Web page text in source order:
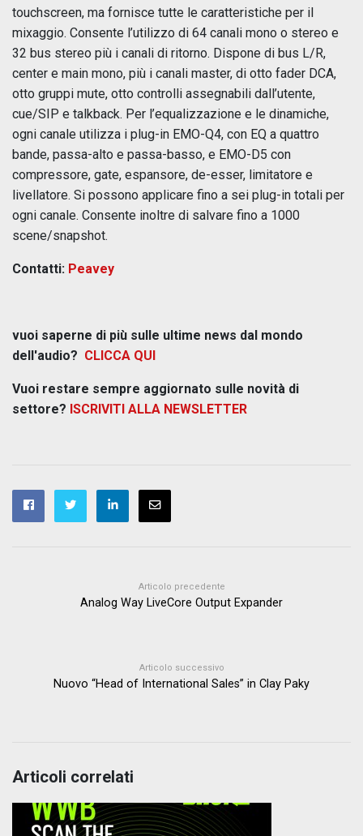
touchscreen, ma fornisce tutte le caratteristiche per il
mixaggio. Consente l’utilizzo di 64 canali mono o stereo e
32 bus stereo più i canali di ritorno. Dispone di bus L/R,
center e main mono, più i canali master, di otto fader DCA,
otto gruppi mute, otto controlli assegnabili dall’utente,
cue/SIP e talkback. Per l’equalizzazione e le dinamiche,
ogni canale utilizza i plug-in EMO-Q4, con EQ a quattro
bande, passa-alto e passa-basso, e EMO-D5 con
compressore, gate, espansore, de-esser, limitatore e
livellatore. Si possono applicare fino a sei plug-in totali per
ogni canale. Consente inoltre di salvare fino a 1000
scene/snapshot.
Contatti: Peavey
vuoi saperne di più sulle ultime news dal mondo
dell'audio? CLICCA QUI
Vuoi restare sempre aggiornato sulle novità di
settore? ISCRIVITI ALLA NEWSLETTER
Articolo precedente
Analog Way LiveCore Output Expander
Articolo successivo
Nuovo “Head of International Sales” in Clay Paky
Articoli correlati